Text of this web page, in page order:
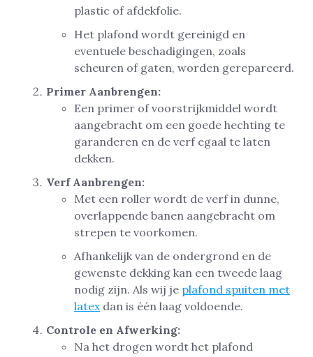
plastic of afdekfolie.
Het plafond wordt gereinigd en
eventuele beschadigingen, zoals
scheuren of gaten, worden gerepareerd.
Primer Aanbrengen:
Een primer of voorstrijkmiddel wordt
aangebracht om een goede hechting te
garanderen en de verf egaal te laten
dekken.
Verf Aanbrengen:
Met een roller wordt de verf in dunne,
overlappende banen aangebracht om
strepen te voorkomen.
Afhankelijk van de ondergrond en de
gewenste dekking kan een tweede laag
nodig zijn. Als wij je plafond spuiten met
latexdan is één laag voldoende.
Controle en Afwerking:
Na het drogen wordt het plafond